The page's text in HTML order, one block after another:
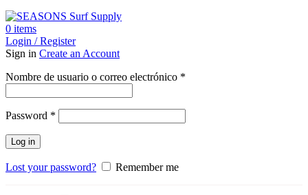
0 items
Login / Register
Sign in Create an Account
Nombre de usuario o correo electrónico *
Password *
Log in
Lost your password? Remember me